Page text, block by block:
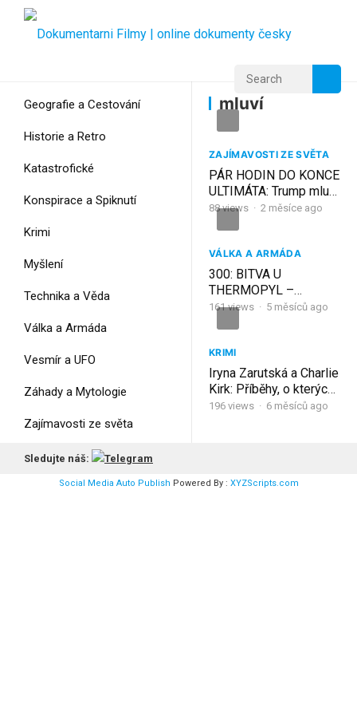
Geografie a Cestování
Historie a Retro
Katastrofické
Konspirace a Spiknutí
Krimi
Myšlení
Technika a Věda
Válka a Armáda
Vesmír a UFO
Záhady a Mytologie
Zajímavosti ze světa
Životní styl a Sport
mluví
mluví
ZAJÍMAVOSTI ZE SVĚTA
PÁR HODIN DO KONCE
ULTIMÁTA: Trump mluví
o konci civilizace
88views · 2 měsíce ago
VÁLKA A ARMÁDA
300: BITVA U
THERMOPYL –
SPARŤANÉ NEBYLI
161views · 5 měsíců ago
KRIMI
Iryna Zarutská a Charlie
Kirk: Příběhy, o kterých
dnes mluví všichni
196 views · 6 měsíců ago
Sledujte náš:
Social Media Auto Publish Powered By : XYZScripts.com